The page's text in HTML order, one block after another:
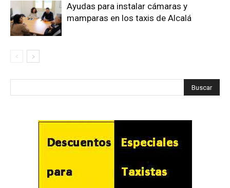
Ayudas para instalar cámaras y
mamparas en los taxis de Alcalá